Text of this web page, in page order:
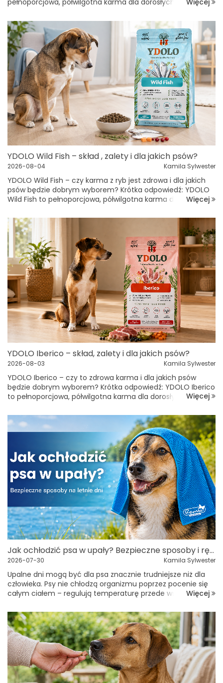
pełnoporcjowa, półwilgotna karma dla dorosłych i starszych
Więcej
YDOLO Wild Fish – skład , zalety i dla jakich psów?
2026-08-04 Kamila Sylwester
YDOLO Wild Fish – czy karma z ryb jest zdrowa i dla jakich
psów będzie dobrym wyborem? Krótka odpowiedź: YDOLO
Wild Fish to pełnoporcjowa, półwilgotna karma dla dorosłych
Więcej
YDOLO Iberico – skład, zalety i dla jakich psów?
2026-08-03 Kamila Sylwester
YDOLO Iberico – czy to zdrowa karma i dla jakich psów
będzie dobrym wyborem? Krótka odpowiedź: YDOLO Iberico
to pełnoporcjowa, półwilgotna karma dla dorosłych i
20%...
Więcej
Jak ochłodzić psa w upały? Bezpieczne sposoby i ręcznik chłodzący RENSKE
2026-07-30 Kamila Sylwester
Upalne dni mogą być dla psa znacznie trudniejsze niż dla
człowieka. Psy nie chłodzą organizmu poprzez pocenie się
całym ciałem – regulują temperaturę przede wszystkim
Dlatego podczas letnic...
Więcej